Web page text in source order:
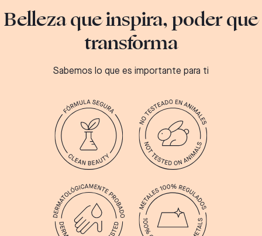
Belleza que inspira, poder que
transforma
Sabemos lo que es importante para ti